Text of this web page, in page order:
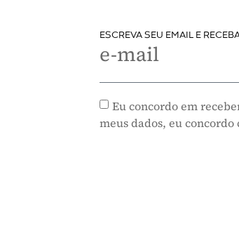
ESCREVA SEU EMAIL E
e-mail
Eu concordo em
meus dados, eu